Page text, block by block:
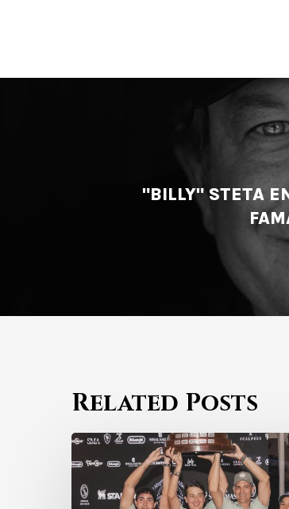
"BILLY" STETA
Related Posts